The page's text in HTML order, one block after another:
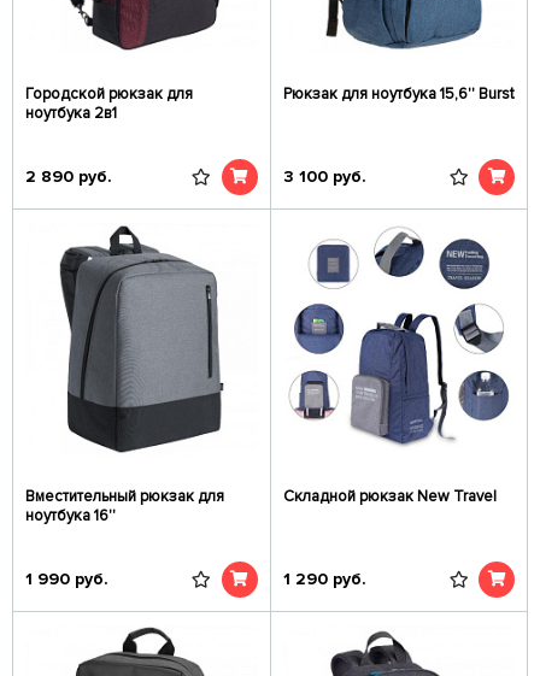
Городской рюкзак для
ноутбука 2в1
2 890 руб.
Рюкзак для ноутбука 15,6'' Burst
3 100 руб.
Вместительный рюкзак для
ноутбука 16''
1 990 руб.
Складной рюкзак New Travel
1 290 руб.